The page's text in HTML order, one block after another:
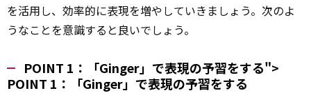
を活用し、効率的に表現を増やしていきましょう。次のよ
うなことを意識すると良いでしょう。
POINT 1：「Ginger」で表現の予習をする">
POINT 1：「Ginger」で表現の予習をする